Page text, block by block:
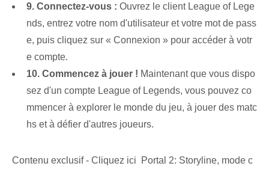
9. Connectez-vous : Ouvrez le client League of Lege
nds, entrez votre nom d'utilisateur et votre mot de pass
e, puis cliquez sur « Connexion » pour accéder à votr
e compte.
10. Commencez à jouer ! Maintenant que vous dispo
sez d'un compte League of Legends, vous pouvez co
mmencer à explorer le monde du jeu, à jouer des matc
hs et à défier d'autres joueurs.
Contenu exclusif - Cliquez ici Portal 2: Storyline, mode c